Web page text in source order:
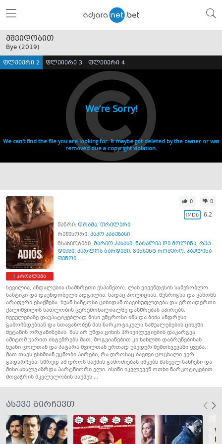
მშვიდობით
Bye (2019)
ფლეიერი 2 ფლეიერი 3 ფლეიერი 4
პრობლემა
0 0
6.2
ჟანრი: დრამა, თრილერი
რეჟისორი: პაკო კაბეზასი
მსახიობები: მარიო კასასი, ნატალია დე მოლინა, რუტ
დიაზი, კარლოს ბარდემი, ვინსენტ რომერო, პაულინა
ფენოი ...
სევილია, ანდალუსია (სამხრეთი ესპანეთი). ლას ვივენდესის სამეზობლო
სასტიკი და დაუნდობელი ადგილია, სადაც პოლიციას, წესრიგსა და კანონს
არაფერი ესაქმება. ხუან სანტოსი ციხიდან თავისუფლდება და ერთადერთი
ქალიშვილის ნათლობის ცერემონალიალზე დასწრებას აპირებს.
წვეულებაზე დაუპატიჟებლად მისი უმცროსი ძმა და ბიძა ანდრესი
გამოჩნდებიან და სთავაზობენ მას ნარკოტიკული საშუალებების ციხეში
შეტანის ორგანიზებას. მას არ უნდა ციხის პრივილეგიების დაკარგვა
ამიტომ უარით ისტუმრებს მათ. მოგვიანებით კი სახლში დაბრუნებისას
ხუანი ცოლთან და პატარა შვილთან ერთად უბედურ შემთხვევაში ყვება.
მათ თავს ესხმიან უცნობი პირები, რა დროსაც ბავშვი ცოცხალი ვერ
გადარჩება. სწრედ ამ დროს საქმის გამოძიებას იწყებს მანუელ სანჩესი და
მისი ახალგაზრდა პარტნიორი ელი. ისინი იკვლევენ ოთხი ნარკოტიკებით
მოვაჭრის მკვლელობის საქმეს ...
ასევე გირჩევთ